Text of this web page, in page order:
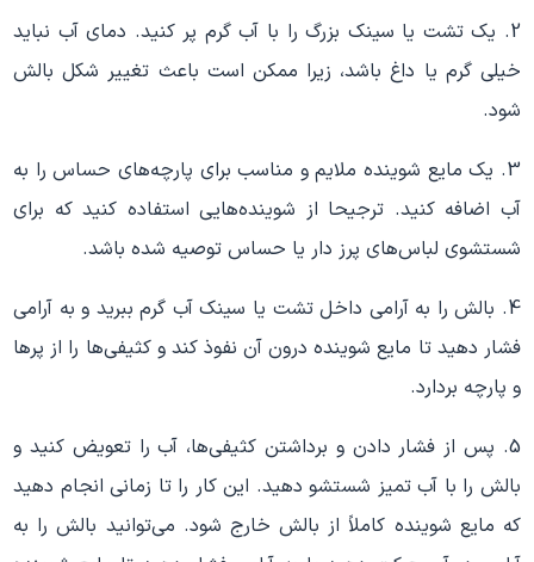
2. یک تشت یا سینک بزرگ را با آب گرم پر کنید. دمای آب نباید
خیلی گرم یا داغ باشد، زیرا ممکن است باعث تغییر شکل بالش
شود.
3. یک مایع شوینده ملایم و مناسب برای پارچه‌های حساس را به
آب اضافه کنید. ترجیحا از شوینده‌هایی استفاده کنید که برای
شستشوی لباس‌های پرز دار یا حساس توصیه شده باشد.
4. بالش را به آرامی داخل تشت یا سینک آب گرم ببرید و به آرامی
فشار دهید تا مایع شوینده درون آن نفوذ کند و کثیفی‌ها را از پرها
و پارچه بردارد.
5. پس از فشار دادن و برداشتن کثیفی‌ها، آب را تعویض کنید و
بالش را با آب تمیز شستشو دهید. این کار را تا زمانی انجام دهید
که مایع شوینده کاملاً از بالش خارج شود. می‌توانید بالش را به